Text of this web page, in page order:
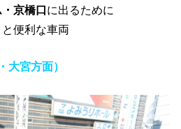
京橋口 に出るために
便利な車両
大宮方面）